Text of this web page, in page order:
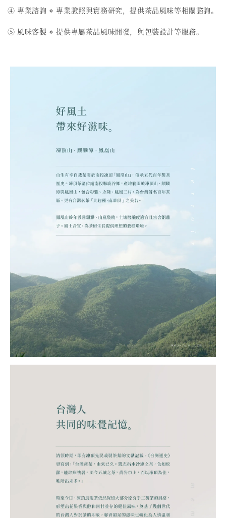
④ 專業諮詢 ⋄ 專業證照與實務研究，提供茶品風味等相關諮詢。
⑤ 風味客製 ⋄ 提供專屬茶品風味開發，與包裝設計等服務。